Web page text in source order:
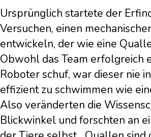
Ursprünglich startete der
Versuchen, einen
entwickeln, der wie eine
Obwohl das Team erfolgreich
Roboter schuf, war dieser nie
effizient zu schwimmen wie
Also veränderten die
Blickwinkel und forschten an